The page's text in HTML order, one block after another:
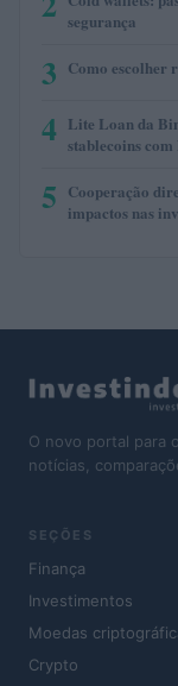
segurança
3 Como escolher
4 Lite Loan da
stablecoins
5 Cooperação
impactos nas
O novo portal para
notícias,
SEÇÕES
Finança
Investimentos
Moedas
Crypto